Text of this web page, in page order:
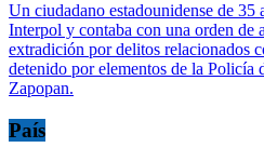
Un ciudadano estadounidense de 35
Interpol y contaba con una orden de
extradición por delitos relacionados
detenido por elementos de la Policía
Zapopan.
País